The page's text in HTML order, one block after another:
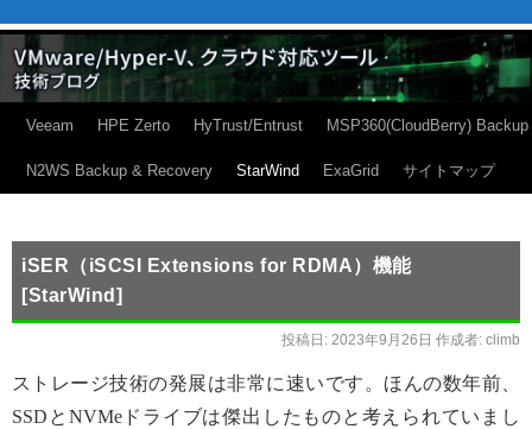
Veeam HPE Zerto HyTrust/Entrust MSP360(CloudBerry) Backup
N2WS Backup & Recovery StarWind ExaGrid サイトマップ
iSER（iSCSI Extensions for RDMA）機能
[StarWind]
投稿日: 2023年9月26日 作成者: climb
ストレージ技術の発展は非常に速いです。ほんの数年前、
SSDとNVMeドライブは傑出したものと考えられていまし